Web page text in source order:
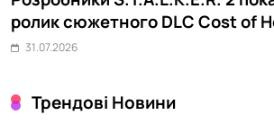
ролик сюжетного DLC Cost of
31.07.2026
Трендові Новини